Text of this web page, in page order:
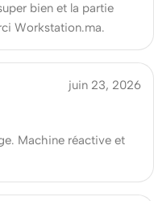
bien et la partie
Workstation.ma.
juin 23, 2026
Machine réactive et